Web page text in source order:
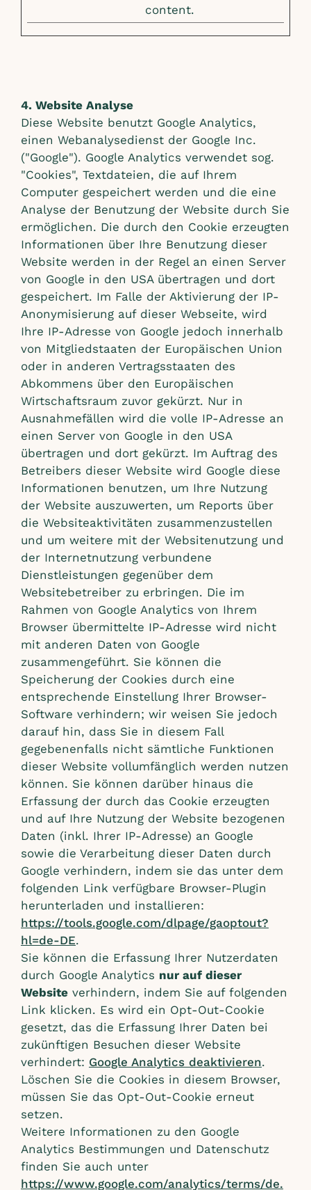
content.
4. Website Analyse
Diese Website benutzt Google Analytics,
einen Webanalysedienst der Google Inc.
("Google"). Google Analytics verwendet sog.
"Cookies", Textdateien, die auf Ihrem
Computer gespeichert werden und die eine
Analyse der Benutzung der Website durch Sie
ermöglichen. Die durch den Cookie erzeugten
Informationen über Ihre Benutzung dieser
Website werden in der Regel an einen Server
von Google in den USA übertragen und dort
gespeichert. Im Falle der Aktivierung der IP-
Anonymisierung auf dieser Webseite, wird
Ihre IP-Adresse von Google jedoch innerhalb
von Mitgliedstaaten der Europäischen Union
oder in anderen Vertragsstaaten des
Abkommens über den Europäischen
Wirtschaftsraum zuvor gekürzt. Nur in
Ausnahmefällen wird die volle IP-Adresse an
einen Server von Google in den USA
übertragen und dort gekürzt. Im Auftrag des
Betreibers dieser Website wird Google diese
Informationen benutzen, um Ihre Nutzung
der Website auszuwerten, um Reports über
die Websiteaktivitäten zusammenzustellen
und um weitere mit der Websitenutzung und
der Internetnutzung verbundene
Dienstleistungen gegenüber dem
Websitebetreiber zu erbringen. Die im
Rahmen von Google Analytics von Ihrem
Browser übermittelte IP-Adresse wird nicht
mit anderen Daten von Google
zusammengeführt. Sie können die
Speicherung der Cookies durch eine
entsprechende Einstellung Ihrer Browser-
Software verhindern; wir weisen Sie jedoch
darauf hin, dass Sie in diesem Fall
gegebenenfalls nicht sämtliche Funktionen
dieser Website vollumfänglich werden nutzen
können. Sie können darüber hinaus die
Erfassung der durch das Cookie erzeugten
und auf Ihre Nutzung der Website bezogenen
Daten (inkl. Ihrer IP-Adresse) an Google
sowie die Verarbeitung dieser Daten durch
Google verhindern, indem sie das unter dem
folgenden Link verfügbare Browser-Plugin
herunterladen und installieren:
https://tools.google.com/dlpage/gaoptout?
hl=de-DE.
Sie können die Erfassung Ihrer Nutzerdaten
durch Google Analytics nur auf dieser
Website verhindern, indem Sie auf folgenden
Link klicken. Es wird ein Opt-Out-Cookie
gesetzt, das die Erfassung Ihrer Daten bei
zukünftigen Besuchen dieser Website
verhindert: Google Analytics deaktivieren.
Löschen Sie die Cookies in diesem Browser,
müssen Sie das Opt-Out-Cookie erneut
setzen.
Weitere Informationen zu den Google
Analytics Bestimmungen und Datenschutz
finden Sie auch unter
https://www.google.com/analytics/terms/de.